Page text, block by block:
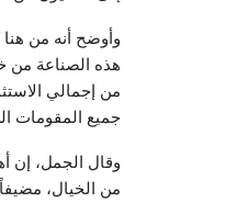
وأوضح أنه من هنا
من إجمالي
جميع المقومات
وقال الجمل، إن
من الخيال،